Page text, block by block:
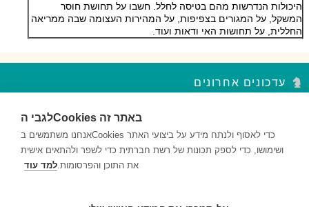
היכולות הנדרשות מהם בטיסה לחלל. חשבו על תחושת חוסר
המשקל, על המגורים בצפיפות, על המהירות העצומה שבה ממריאה
החללית, על תחושות האי ודאות ועוד.
עדכונים אחרונים
השאלות במקבץ נקודות העצירה מעודדות למידה ברמות חשיבה שונות...
השאלות במקבץ נקודות העצירה מעודדות למידה ברמות חשיבה שונות...
לגבי הCookies באתר זה
אנחנו משתמשים בCookies כדי לאסוף ולנתח מידע על ביצועי האתר
ושימושו, כדי לספק תכונות של רשת חברתית כדי לשפר ולהתאים אישית
את התוכן והפרסומות.למד עוד